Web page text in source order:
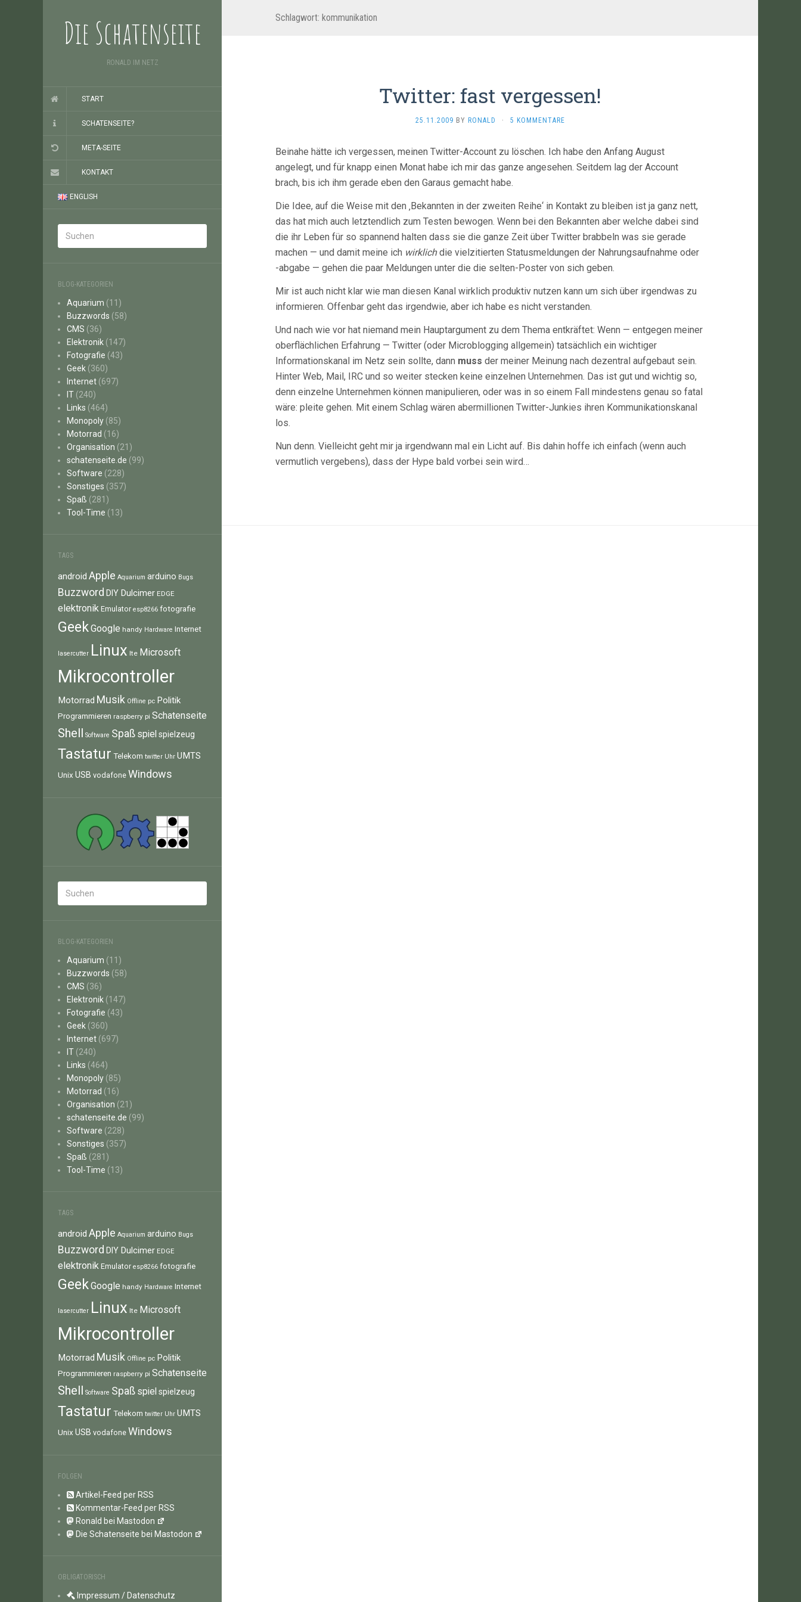
Die Schatenseite
RONALD IM NETZ
START
SCHATENSEITE?
META-SEITE
KONTAKT
ENGLISH
BLOG-KATEGORIEN
Aquarium (11)
Buzzwords (58)
CMS (36)
Elektronik (147)
Fotografie (43)
Geek (360)
Internet (697)
IT (240)
Links (464)
Monopoly (85)
Motorrad (16)
Organisation (21)
schatenseite.de (99)
Software (228)
Sonstiges (357)
Spaß (281)
Tool-Time (13)
TAGS
android Apple Aquarium arduino Bugs
Buzzword DIY Dulcimer EDGE
elektronik Emulator esp8266 fotografie
GeekGoogle handy Hardware Internet
lasercutter Linux lte Microsoft
Mikrocontroller
Motorrad Musik Offline pc Politik
Programmieren raspberry pi Schatenseite
Shell Software Spaß spiel spielzeug
Tastatur Telekom twitter Uhr UMTS
Unix USB vodafone Windows
BLOG-KATEGORIEN
Aquarium (11)
Buzzwords (58)
CMS (36)
Elektronik (147)
Fotografie (43)
Geek (360)
Internet (697)
IT (240)
Links (464)
Monopoly (85)
Motorrad (16)
Organisation (21)
schatenseite.de (99)
Software (228)
Sonstiges (357)
Spaß (281)
Tool-Time (13)
TAGS
android Apple Aquarium arduino Bugs
Buzzword DIY Dulcimer EDGE
elektronik Emulator esp8266 fotografie
GeekGoogle handy Hardware Internet
lasercutter Linux lte Microsoft
Mikrocontroller
Motorrad Musik Offline pc Politik
Programmieren raspberry pi Schatenseite
Shell Software Spaß spiel spielzeug
Tastatur Telekom twitter Uhr UMTS
Unix USB vodafone Windows
FOLGEN
Artikel-Feed per RSS
Kommentar-Feed per RSS
Ronald bei Mastodon
Die Schatenseite bei Mastodon
OBLIGATORISCH
Impressum / Datenschutz
Schlagwort: kommunikation
Twitter: fast vergessen!
25.11.2009 BY RONALD · 5 KOMMENTARE
Beinahe hätte ich vergessen, meinen Twitter-Account zu löschen. Ich habe den Anfang August
angelegt, und für knapp einen Monat habe ich mir das ganze angesehen. Seitdem lag der Account
brach, bis ich ihm gerade eben den Garaus gemacht habe.
Die Idee, auf die Weise mit den ‚Bekannten in der zweiten Reihe‘ in Kontakt zu bleiben ist ja ganz nett,
das hat mich auch letztendlich zum Testen bewogen. Wenn bei den Bekannten aber welche dabei sind
die ihr Leben für so spannend halten dass sie die ganze Zeit über Twitter brabbeln was sie gerade
machen — und damit meine ich wirklichdie vielzitierten Statusmeldungen der Nahrungsaufnahme oder
-abgabe — gehen die paar Meldungen unter die die selten-Poster von sich geben.
Mir ist auch nicht klar wie man diesen Kanal wirklich produktiv nutzen kann um sich über irgendwas zu
informieren. Offenbar geht das irgendwie, aber ich habe es nicht verstanden.
Und nach wie vor hat niemand mein Hauptargument zu dem Thema entkräftet: Wenn — entgegen meiner
oberflächlichen Erfahrung — Twitter (oder Microblogging allgemein) tatsächlich ein wichtiger
Informationskanal im Netz sein sollte, dann muss der meiner Meinung nach dezentral aufgebaut sein.
Hinter Web, Mail, IRC und so weiter stecken keine einzelnen Unternehmen. Das ist gut und wichtig so,
denn einzelne Unternehmen können manipulieren, oder was in so einem Fall mindestens genau so fatal
wäre: pleite gehen. Mit einem Schlag wären abermillionen Twitter-Junkies ihren Kommunikationskanal
los.
Nun denn. Vielleicht geht mir ja irgendwann mal ein Licht auf. Bis dahin hoffe ich einfach (wenn auch
vermutlich vergebens), dass der Hype bald vorbei sein wird…